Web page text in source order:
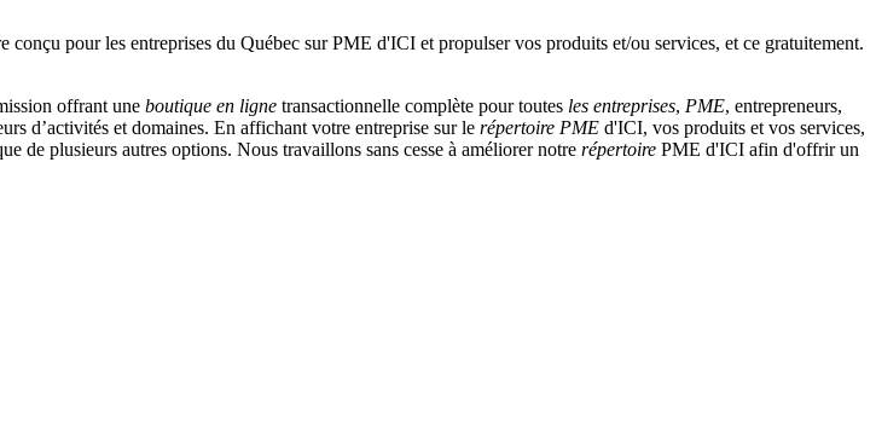
offrant une boutique en ligne transactionnelle complète pour toutes les entreprises, PME, entrepreneurs,
d’activités et domaines. En affichant votre entreprise sur le répertoire PME d'ICI, vos produits et vos services,
de plusieurs autres options. Nous travaillons sans cesse à améliorer notre répertoire PME d'ICI afin d'offrir un